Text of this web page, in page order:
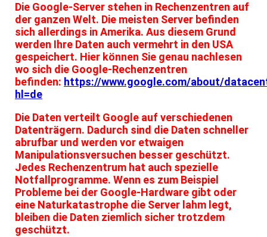
Die Google-Server stehen in Rechenzentren auf
der ganzen Welt. Die meisten Server befinden
sich allerdings in Amerika. Aus diesem Grund
werden Ihre Daten auch vermehrt in den USA
gespeichert. Hier können Sie genau nachlesen
wo sich die Google-Rechenzentren
befinden: https://www.google.com/about/
hl=de
Die Daten verteilt Google auf verschiedenen
Datenträgern. Dadurch sind die Daten schneller
abrufbar und werden vor etwaigen
Manipulationsversuchen besser geschützt.
Jedes Rechenzentrum hat auch spezielle
Notfallprogramme. Wenn es zum Beispiel
Probleme bei der Google-Hardware gibt oder
eine Naturkatastrophe die Server lahm legt,
bleiben die Daten ziemlich sicher trotzdem
geschützt.